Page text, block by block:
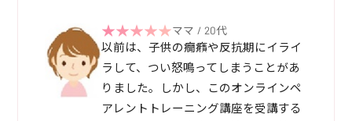
ママ / 20代
以前は、子供の癇癪や反抗期にイライ
ラして、つい怒鳴ってしまうことがあ
りました。しかし、このオンラインペ
アレントトレーニング講座を受講する